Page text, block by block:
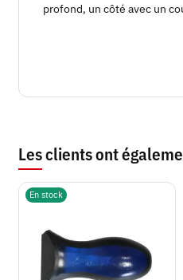
profond, un côté avec un
Les clients ont
En stock